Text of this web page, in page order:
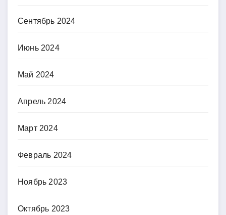
Сентябрь 2024
Июнь 2024
Май 2024
Апрель 2024
Март 2024
Февраль 2024
Ноябрь 2023
Октябрь 2023